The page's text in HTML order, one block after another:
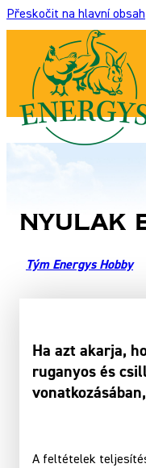
Přeskočit na hlavní obsah
Nyulak
Tým Energys Hobby
Ha azt akarja,
ruganyos és
A feltételek